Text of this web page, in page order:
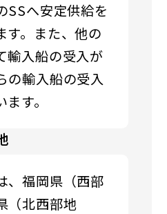
SSへ安定供給を
す。また、他の
輸入船の受入が
の輸入船の受入
す。
、福岡県（西部
（北西部地